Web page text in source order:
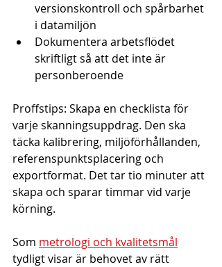
versionskontroll och spårbarhet
i datamiljön
Dokumentera arbetsflödet
skriftligt så att det inte är
personberoende
Proffstips: Skapa en checklista för
varje skanningsuppdrag. Den ska
täcka kalibrering, miljöförhållanden,
referenspunktsplacering och
exportformat. Det tar tio minuter att
skapa och sparar timmar vid varje
körning.
Som metrologi och kvalitetsmål
tydligt visar är behovet av rätt